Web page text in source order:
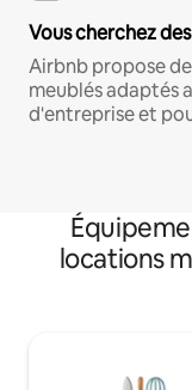
Vous cherchez
Airbnb propose
meublés adaptés
d'entreprise et
locations